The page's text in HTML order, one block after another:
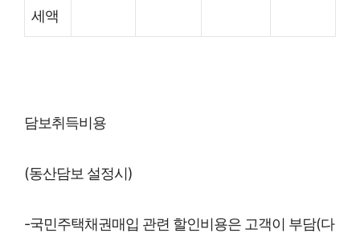
세액
담보취득비용
(동산담보 설정시)
-국민주택채권매입 관련 할인비용은 고객이 부담(다